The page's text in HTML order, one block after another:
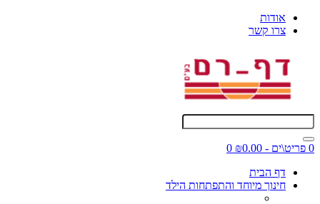
אודות
צרו קשר
0 פריט\ים - ₪0.00
0
דף הבית
חינוך מיוחד והתפתחות הילד